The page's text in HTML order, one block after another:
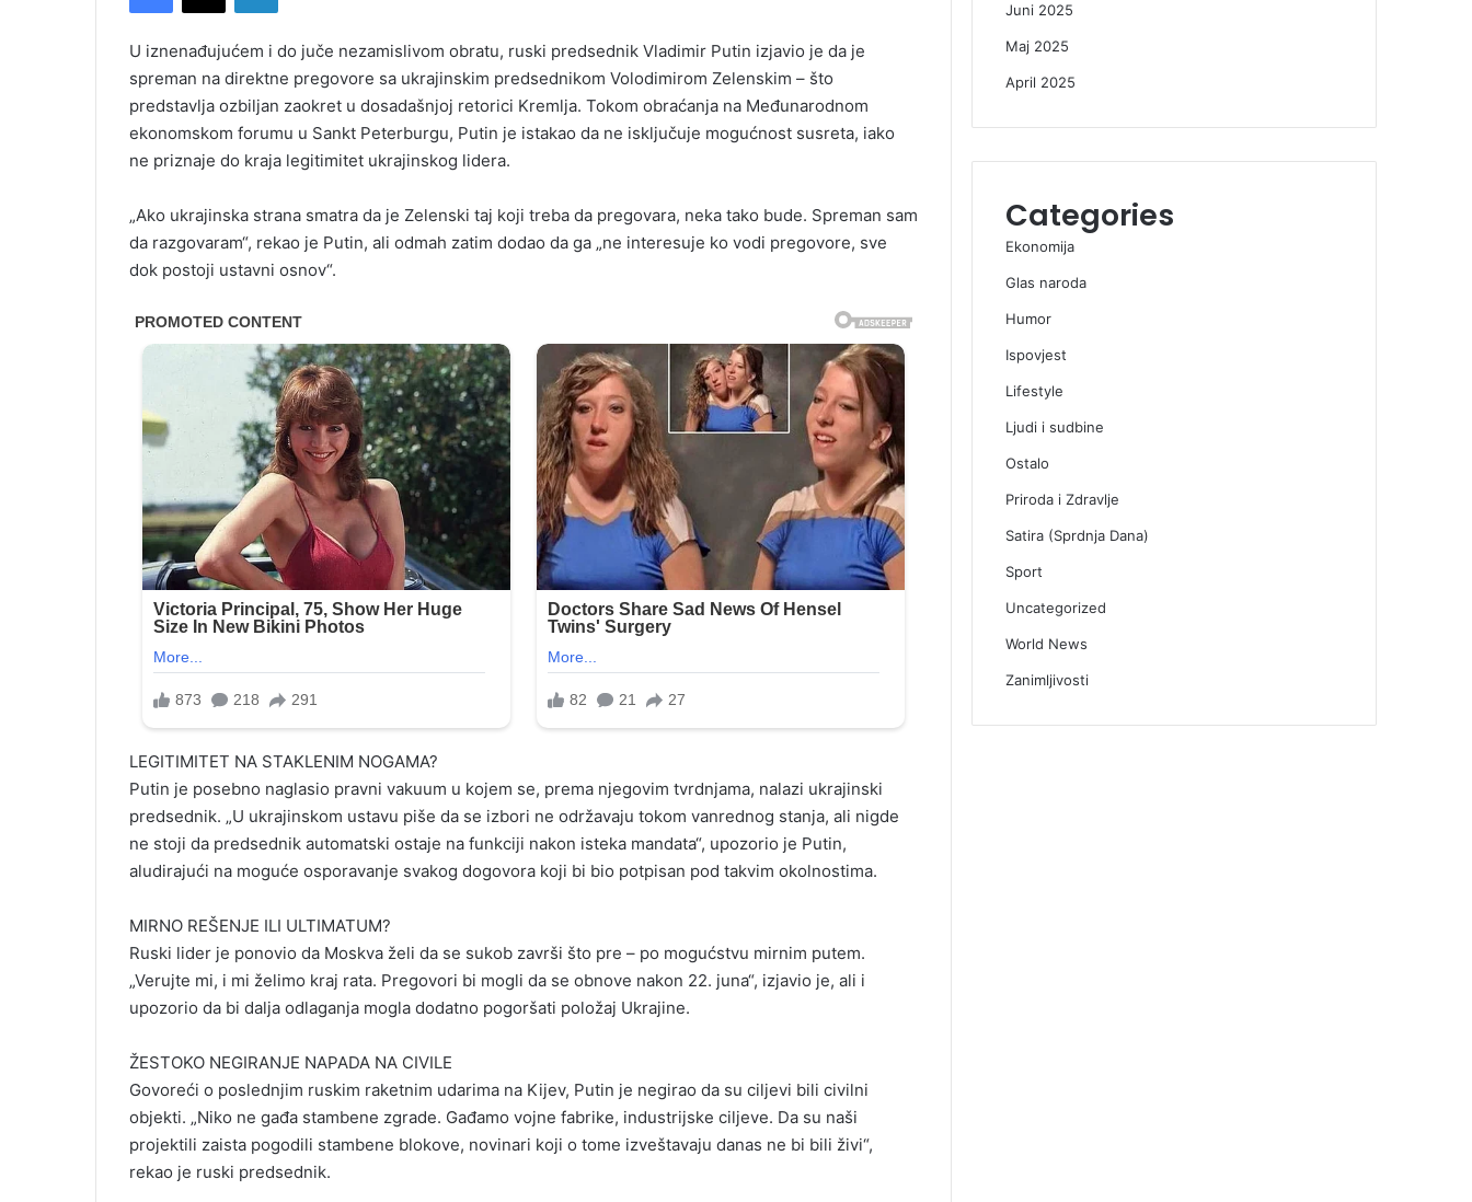
U iznenađujućem i do juče nezamislivom obratu, ruski predsednik Vladimir Putin izjavio je da je
spreman na direktne pregovore sa ukrajinskim predsednikom Volodimirom Zelenskim – što
predstavlja ozbiljan zaokret u dosadašnjoj retorici Kremlja. Tokom obraćanja na Međunarodnom
ekonomskom forumu u Sankt Peterburgu, Putin je istakao da ne isključuje mogućnost susreta, iako
ne priznaje do kraja legitimitet ukrajinskog lidera.
„Ako ukrajinska strana smatra da je Zelenski taj koji treba da pregovara, neka tako bude. Spreman sam
da razgovaram“, rekao je Putin, ali odmah zatim dodao da ga „ne interesuje ko vodi pregovore, sve
dok postoji ustavni osnov“.
LEGITIMITET NA STAKLENIM NOGAMA?
Putin je posebno naglasio pravni vakuum u kojem se, prema njegovim tvrdnjama, nalazi ukrajinski
predsednik. „U ukrajinskom ustavu piše da se izbori ne održavaju tokom vanrednog stanja, ali nigde
ne stoji da predsednik automatski ostaje na funkciji nakon isteka mandata“, upozorio je Putin,
aludirajući na moguće osporavanje svakog dogovora koji bi bio potpisan pod takvim okolnostima.
MIRNO REŠENJE ILI ULTIMATUM?
Ruski lider je ponovio da Moskva želi da se sukob završi što pre – po mogućstvu mirnim putem.
„Verujte mi, i mi želimo kraj rata. Pregovori bi mogli da se obnove nakon 22. juna“, izjavio je, ali i
upozorio da bi dalja odlaganja mogla dodatno pogoršati položaj Ukrajine.
ŽESTOKO NEGIRANJE NAPADA NA CIVILE
Govoreći o poslednjim ruskim raketnim udarima na Kijev, Putin je negirao da su ciljevi bili civilni
objekti. „Niko ne gađa stambene zgrade. Gađamo vojne fabrike, industrijske ciljeve. Da su naši
projektili zaista pogodili stambene blokove, novinari koji o tome izveštavaju danas ne bi bili živi“,
rekao je ruski predsednik.
Juni 2025
Maj 2025
April 2025
Categories
Ekonomija
Glas naroda
Humor
Ispovjest
Lifestyle
Ljudi i sudbine
Ostalo
Priroda i Zdravlje
Satira (Sprdnja Dana)
Sport
Uncategorized
World News
Zanimljivosti